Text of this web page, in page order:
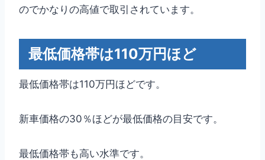
のでかなりの高値で取引されています。
最低価格帯は110万円ほど
最低価格帯は110万円ほどです。
新車価格の30％ほどが最低価格の目安です。
最低価格帯も高い水準です。